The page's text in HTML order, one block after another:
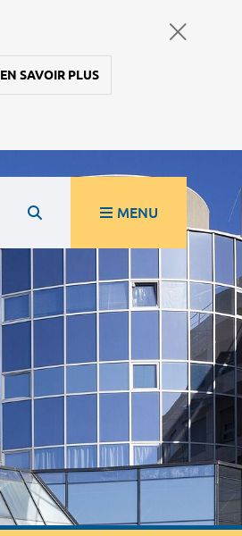
EN SAVOIR PLUS
MENU